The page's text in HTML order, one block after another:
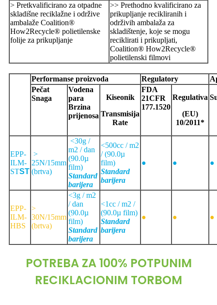
> Pretkvalificirano za otpadne
skladišne ​​reciklažne i održive
ambalaže Coalition®
How2Recycle® polietilenske
folije za prikupljanje
>> Prethodno kvalificirano za
prikupljanje recikliranih i
održivih ambalaža za
skladištenje, koje se mogu
reciklirati i prikupljati,
Coalition® How2Recycle®
polietilenski filmovi
Performanse proizvoda Regulatory
Pečat
Snaga
Vodena
para
Brzina
prijenosa
Kiseonik
Transmisija
Rate
FDA
21CFR
177.1520
Regulativa
(EU)
10/2011*
EPP-
ILM-
STST
>
25N/15mm
(brtva)
<30g /
m2 / dan
(90.0µ
film)
Standard
barijera
<500cc / m2
/ (90.0µ
film)
Standard
barijera
● ● ●
EPP-
ILM-
HBS
>
30N/15mm
(brtva)
<3g / m2
/ dan
(90.0µ
film)
Standard
barijera
<1cc / m2 /
(90.0µ film)
Standard
barijera
● ● ●
POTREBA ZA 100% POTPUNIM
RECIKLACIONIM TORBOM